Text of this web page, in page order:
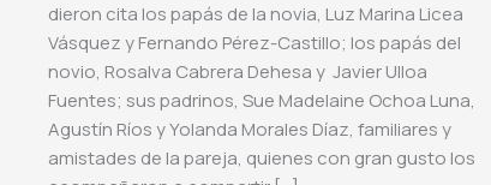
dieron cita los papás de la novia, Luz Marina Licea
Vásquez y Fernando Pérez-Castillo; los papás del
novio, Rosalva Cabrera Dehesa y Javier Ulloa
Fuentes; sus padrinos, Sue Madelaine Ochoa Luna,
Agustín Ríos y Yolanda Morales Díaz, familiares y
amistades de la pareja, quienes con gran gusto los